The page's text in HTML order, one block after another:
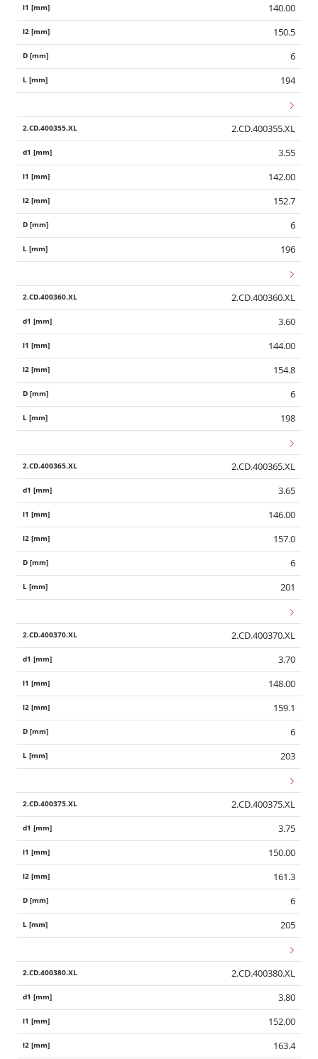
140.00
150.5
6
194
2.CD.400355.XL
3.55
142.00
152.7
6
196
2.CD.400360.XL
3.60
144.00
154.8
6
198
2.CD.400365.XL
3.65
146.00
157.0
6
201
2.CD.400370.XL
3.70
148.00
159.1
6
203
2.CD.400375.XL
3.75
150.00
161.3
6
205
2.CD.400380.XL
3.80
152.00
163.4